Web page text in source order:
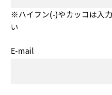
※ハイフン(-)やカッコは入
い
E-mail